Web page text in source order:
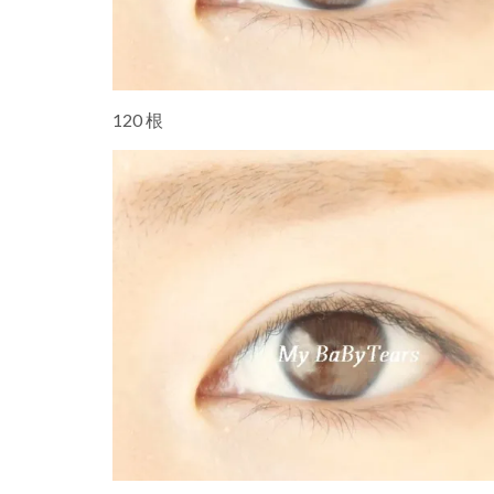
120 根